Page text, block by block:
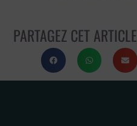
PARTAGEZ CET ARTICLE